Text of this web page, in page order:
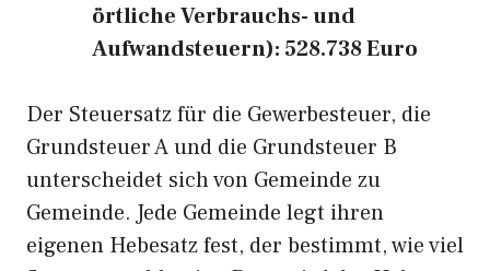
örtliche Verbrauchs- und
Aufwandsteuern): 528.738 Euro
Der Steuersatz für die Gewerbesteuer, die
Grundsteuer A und die Grundsteuer B
unterscheidet sich von Gemeinde zu
Gemeinde. Jede Gemeinde legt ihren
eigenen Hebesatz fest, der bestimmt, wie viel